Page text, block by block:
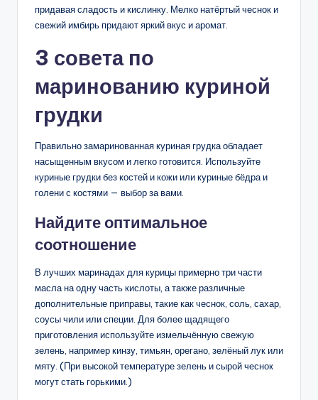
придавая сладость и кислинку. Мелко натёртый чеснок и
свежий имбирь придают яркий вкус и аромат.
3 совета по
маринованию куриной
грудки
Правильно замаринованная куриная грудка обладает
насыщенным вкусом и легко готовится. Используйте
куриные грудки без костей и кожи или куриные бёдра и
голени с костями — выбор за вами.
Найдите оптимальное
соотношение
В лучших маринадах для курицы примерно три части
масла на одну часть кислоты, а также различные
дополнительные приправы, такие как чеснок, соль, сахар,
соусы чили или специи. Для более щадящего
приготовления используйте измельчённую свежую
зелень, например кинзу, тимьян, орегано, зелёный лук или
мяту. (При высокой температуре зелень и сырой чеснок
могут стать горькими.)